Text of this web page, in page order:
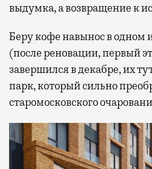
выдумка, а возвращение к
Беру кофе навынос в одном
(после реновации, первый
завершился в декабре, их
парк, который сильно
старомосковского